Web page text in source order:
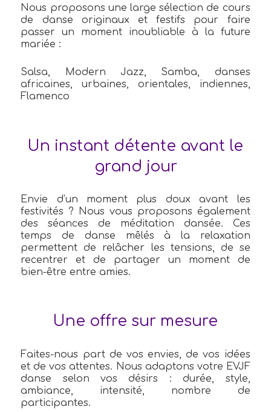
Nous proposons une large sélection de cours
de danse originaux et festifs pour faire
passer un moment inoubliable à la future
mariée :
Salsa, Modern Jazz, Samba, danses
africaines, urbaines, orientales, indiennes,
Flamenco
Un instant détente avant le
grand jour
Envie d’un moment plus doux avant les
festivités ? Nous vous proposons également
des séances de méditation dansée. Ces
temps de danse mêlés à la relaxation
permettent de relâcher les tensions, de se
recentrer et de partager un moment de
bien-être entre amies.
Une offre sur mesure
Faites-nous part de vos envies, de vos idées
et de vos attentes. Nous adaptons votre EVJF
danse selon vos désirs : durée, style,
ambiance, intensité, nombre de
participantes.